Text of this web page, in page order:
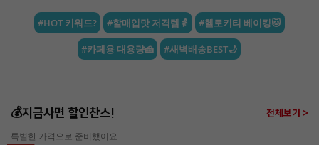
#HOT 키워드? #할매입맛 저격템👵 #헬로키티 베이킹🐱
#카페용 대용량🍰 #새벽배송BEST🌙
💰지금사면 할인찬스! 전체보기 >
특별한 가격으로 준비했어요